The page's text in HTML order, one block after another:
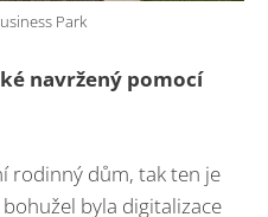
Park
navržený pomocí
rodinný dům, tak ten je
byla digitalizace